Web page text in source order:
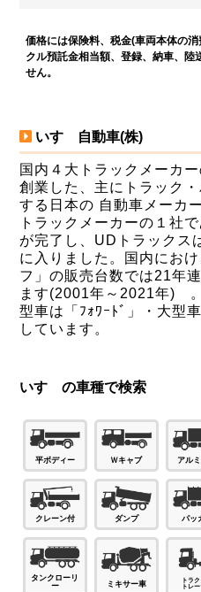
価格には保険料、税金(車両本体の
クル預託金相当額、登録、納車、陸
せん。
いすゞ自動車(株)
国内４大トラックメーカ
創業した、主にトラック
する日本の 自動車メーカ
トラックメーカーの１社
が完了し、UDトラックス
に入りました。国内にお
フ」の販売台数では21年
ます(2001年～2021年)
型車は「ﾌｫﾜｰﾄﾞ」・大型
しています。
いすゞの車種で検索
平ボディー Ｗキャブ アル
クレーン付 ダンプ パッ
タンクローリ
ー
ミキサー車